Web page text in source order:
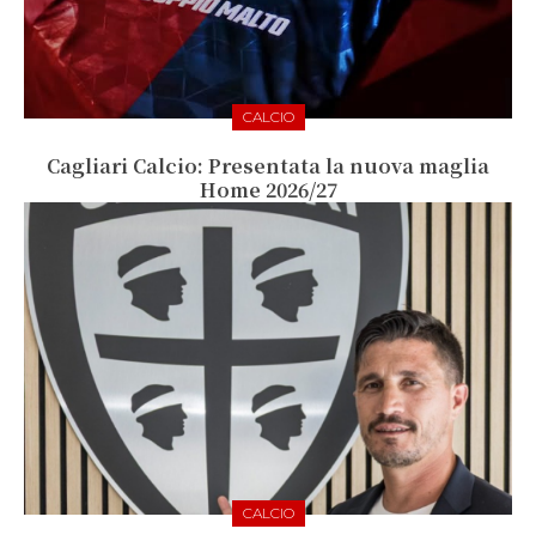
CALCIO
Cagliari Calcio: Presentata la nuova maglia
Home 2026/27
CALCIO